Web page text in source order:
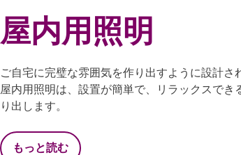
屋内用照明
ご自宅に完璧な雰囲気を作り出すように設計さ
屋内用照明は、設置が簡単で、リラックスでき
り出します。
もっと読む